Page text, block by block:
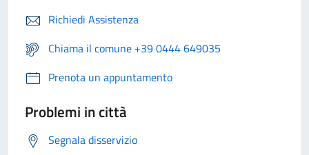
Richiedi Assistenza
Chiama il comune +39 0444 649035
Prenota un appuntamento
Problemi in città
Segnala disservizio